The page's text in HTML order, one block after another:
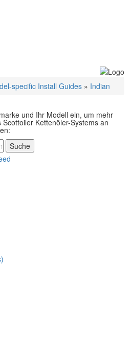
specific Install Guides » Indian
und Ihr Modell ein, um mehr
Kettenöler-Systems an
Suche